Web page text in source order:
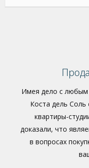
Имея дело с
Коста дель Соль
квартиры-
доказали, что
в вопросах